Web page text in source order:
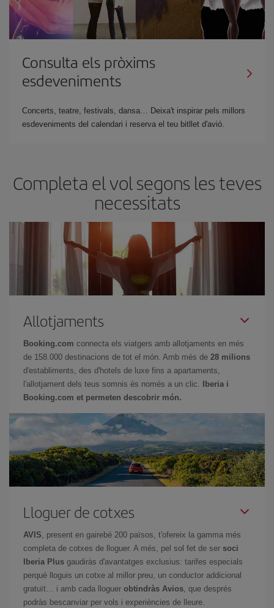
Consulta els pròxims
esdeveniments
Concerts, teatre, festivals, dansa… Deixa't inspirar pels millors
esdeveniments del calendari i reserva el teu bitllet d'avió.
Completa el vol segons les teves
necessitats
Allotjaments
Booking.com connecta els viatgers amb allotjaments en més
de 158.000 destinacions de tot el món. Amb més de 28 milions
d'establiments, des d'hotels de luxe fins a apartaments,
l'allotjament dels teus somnis és només a un clic.
Iberia i
Booking.com et permeten descobrir món.
Lloguer de cotxes
AVIS , present en gairebé 200 països, t'ofereix la gamma més
completa de cotxes de lloguer. A més, pel sol fet de ser soci
Iberia Plus gaudiràs d'avantatges exclusius: tarifes especials
perquè lloguis un cotxe al millor preu, un conductor addicional
gratuït… i amb cada lloguer obtindràs Avios , que després
podràs bescanviar per vols i experiències de lleure.